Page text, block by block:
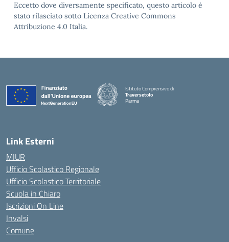
Eccetto dove diversamente specificato, questo articolo è
stato rilasciato sotto Licenza Creative Commons
Attribuzione 4.0 Italia.
Istituto Comprensivo di
Traversetolo
Parma
Link Esterni
MIUR
Ufficio Scolastico Regionale
Ufficio Scolastico Territoriale
Scuola in Chiaro
Iscrizioni On Line
Invalsi
Comune